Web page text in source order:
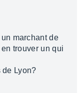
marchant de
trouver un qui
de Lyon?